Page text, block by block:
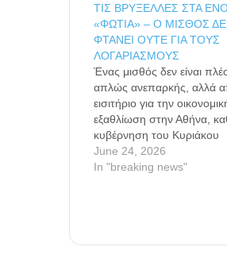
ΤΙΣ ΒΡΥΞΕΛΛΕΣ ΣΤΑ
«ΦΩΤΙΑ» – Ο ΜΙΣΘΟΣ
ΦΤΑΝΕΙ ΟΥΤΕ ΓΙΑ ΤΟΥΣ
ΛΟΓΑΡΙΑΣΜΟΥΣ
Ένας μισθός δεν είναι
απλώς ανεπαρκής, αλλά
εισιτήριο για την
εξαθλίωση στην Αθήνα,
κυβέρνηση του Κυριάκου
Μητσοτάκη έχει επιτρέψει
ενοίκια να εκτοξευθούν
συνδυασμό με τους…
June 24, 2026
In "breaking news"